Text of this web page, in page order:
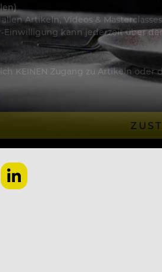
Artikeln, Videos &
Einwilligung kann jederzeit über
KEINEN Zugang zu Artikeln